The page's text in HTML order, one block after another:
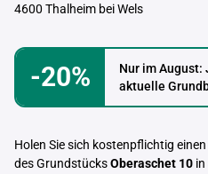
4600 Thalheim bei Wels
-20%
Nur im August:
aktuelle
Holen Sie sich kostenpflichtig
des GrundstücksOberaschet 10 in